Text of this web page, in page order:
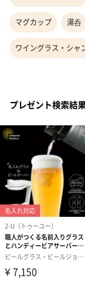
マグカップ 湯呑
ワイングラス・シャ
プレゼント検索結